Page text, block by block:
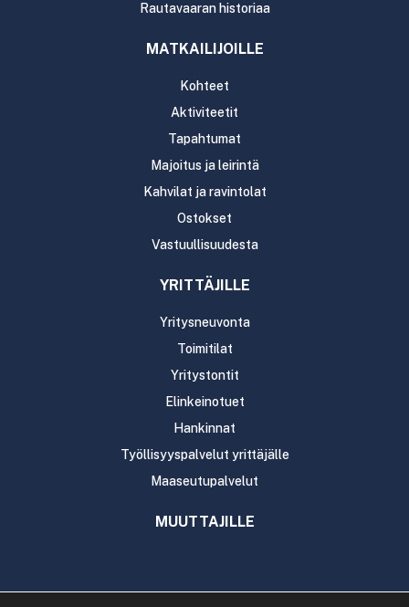
Rautavaaran historiaa
MATKAILIJOILLE
Kohteet
Aktiviteetit
Tapahtumat
Majoitus ja leirintä
Kahvilat ja ravintolat
Ostokset
Vastuullisuudesta
YRITTÄJILLE
Yritysneuvonta
Toimitilat
Yritystontit
Elinkeinotuet
Hankinnat
Työllisyyspalvelut yrittäjälle
Maaseutupalvelut
MUUTTAJILLE